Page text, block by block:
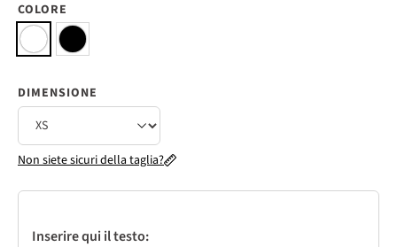
COLORE
DIMENSIONE
Non siete sicuri della taglia?
Inserire qui il testo: